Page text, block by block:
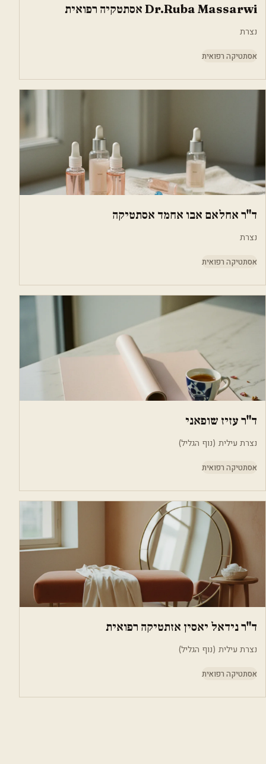
Dr.Ruba Massarwi אסתטקיה רפואית
נצרת
אסתטיקה רפואית
ד"ר אחלאם אבו אחמד אסתטיקה
נצרת
אסתטיקה רפואית
ד"ר עזיז שופאני
נצרת עילית (נוף הגליל)
אסתטיקה רפואית
ד"ר נידאל יאסין אזתטיקה רפואית
נצרת עילית (נוף הגליל)
אסתטיקה רפואית